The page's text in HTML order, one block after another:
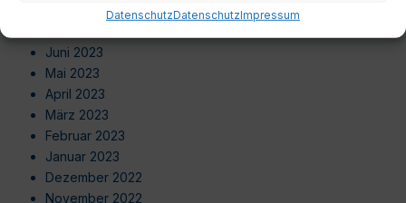
DatenschutzDatenschutzImpressum
August 2023
Juni 2023
Mai 2023
April 2023
März 2023
Februar 2023
Januar 2023
Dezember 2022
November 2022